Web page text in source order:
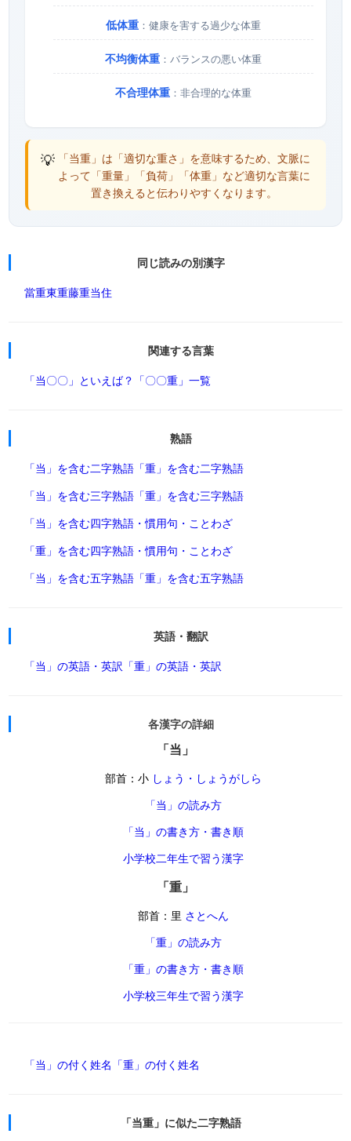
低体重 ：健康を害する過少な体重
不均衡体重 ：バランスの悪い体重
不合理体重 ：非合理的な体重
💡 「当重」は「適切な重さ」を意味するため、文脈に
よって「重量」「負荷」「体重」など適切な言葉に
置き換えると伝わりやすくなります。
同じ読みの別漢字
當重東重藤重当住
関連する言葉
「当〇〇」といえば？ 「〇〇重」一覧
熟語
「当」を含む二字熟語 「重」を含む二字熟語
「当」を含む三字熟語 「重」を含む三字熟語
「当」を含む四字熟語・慣用句・ことわざ
「重」を含む四字熟語・慣用句・ことわざ
「当」を含む五字熟語 「重」を含む五字熟語
英語・翻訳
「当」の英語・英訳 「重」の英語・英訳
各漢字の詳細
「当」
部首：小 しょう・しょうがしら
「当」の読み方
「当」の書き方・書き順
小学校二年生で習う漢字
「重」
部首：里 さとへん
「重」の読み方
「重」の書き方・書き順
小学校三年生で習う漢字
「当」の付く姓名 「重」の付く姓名
「当重」に似た二字熟語